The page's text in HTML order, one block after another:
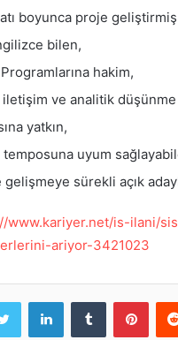
boyunca proje
bilen,
hakim,
ve analitik
yatkın,
temposuna uyum
sürekli açık
www.kariyer.net/is-ilani/
ariyor-3421023